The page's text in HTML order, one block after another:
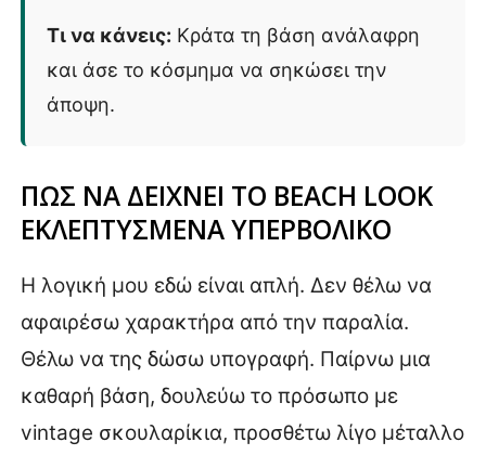
Τι να κάνεις: Κράτα τη βάση ανάλαφρη
και άσε το κόσμημα να σηκώσει την
άποψη.
ΠΩΣ ΝΑ ΔΕΙΧΝΕΙ ΤΟ BEACH LOOK
ΕΚΛΕΠΤΥΣΜΕΝΑ ΥΠΕΡΒΟΛΙΚΟ
Η λογική μου εδώ είναι απλή. Δεν θέλω να
αφαιρέσω χαρακτήρα από την παραλία.
Θέλω να της δώσω υπογραφή. Παίρνω μια
καθαρή βάση, δουλεύω το πρόσωπο με
vintage σκουλαρίκια, προσθέτω λίγο μέταλλο